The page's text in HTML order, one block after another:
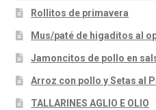
Rollitos de primavera
Mus/paté de higaditos al
Jamoncitos de pollo en
Arroz con pollo y Setas al
TALLARINES AGLIO E OLIO